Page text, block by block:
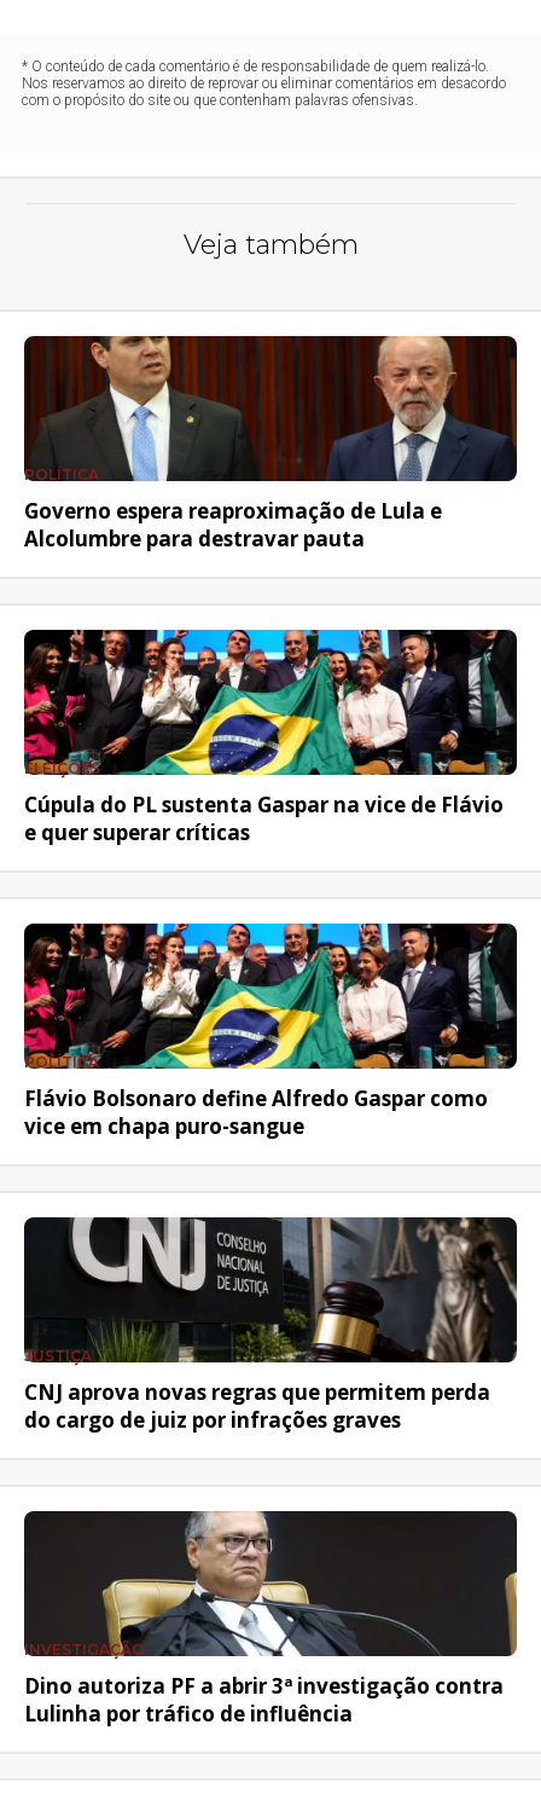
* O conteúdo de cada comentário é de responsabilidade de quem realizá-lo.
Nos reservamos ao direito de reprovar ou eliminar comentários em desacordo
com o propósito do site ou que contenham palavras ofensivas.
Veja também
POLÍTICA
Governo espera reaproximação de Lula e
Alcolumbre para destravar pauta
ELEIÇÕES
Cúpula do PL sustenta Gaspar na vice de Flávio
e quer superar críticas
POLÍTICA
Flávio Bolsonaro define Alfredo Gaspar como
vice em chapa puro-sangue
JUSTIÇA
CNJ aprova novas regras que permitem perda
do cargo de juiz por infrações graves
INVESTIGAÇÃO
Dino autoriza PF a abrir 3ª investigação contra
Lulinha por tráfico de influência